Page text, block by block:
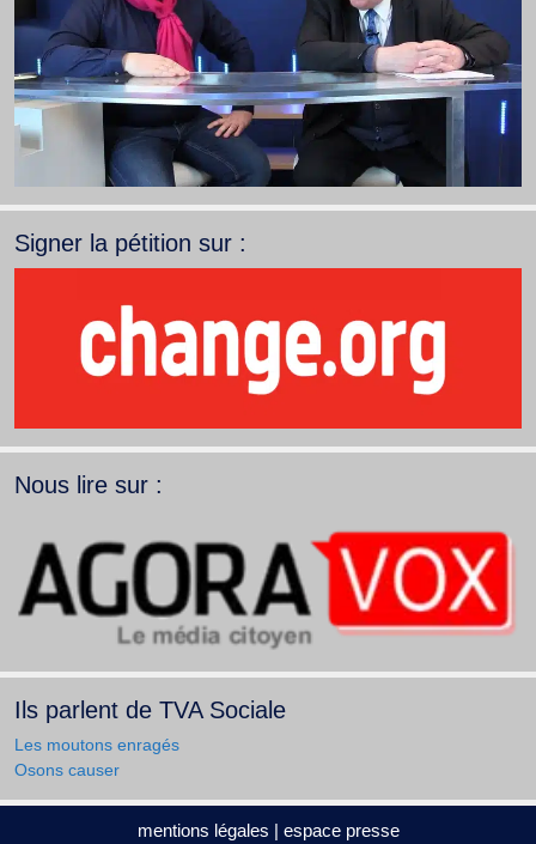
Signer la pétition sur :
Nous lire sur :
Ils parlent de TVA Sociale
Les moutons enragés
Osons causer
mentions légales | espace presse